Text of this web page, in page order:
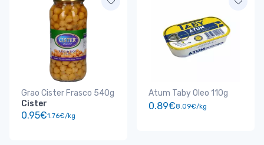
Grao Cister Frasco 540g
Cister
0.95€1.76€/kg
Atum Taby Oleo 110g
0.89€8.09€/kg